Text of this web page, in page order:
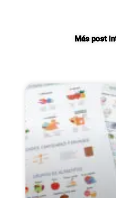
Más post
Página